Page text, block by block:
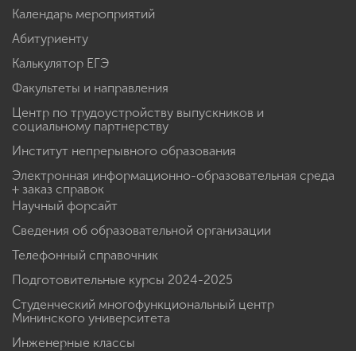
Календарь мероприятий
Абитуриенту
Калькулятор ЕГЭ
Факультеты и направления
Центр по трудоустройству выпускников и
социальному партнерству
Институт непрерывного образования
Электронная информационно-образовательная среда
+ заказ справок
Научный форсайт
Сведения об образовательной организации
Телефонный справочник
Подготовительные курсы 2024-2025
Студенческий многофункциональный центр
Мининского университета
Инженерные классы